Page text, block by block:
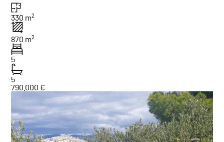
330 m2
870 m2
5
5
790.000 €